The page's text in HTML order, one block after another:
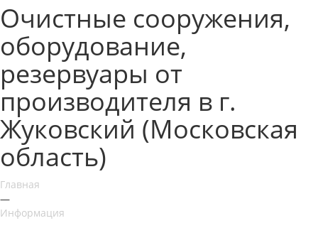
Очистные сооружения,
оборудование,
резервуары от
производителя в г.
Жуковский (Московская
область)
Главная
—
Информация